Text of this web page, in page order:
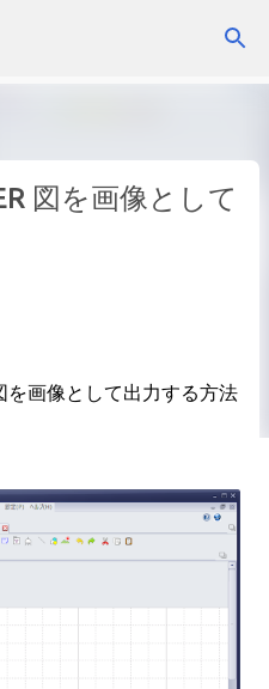
コンテンツに移動
図を画像として
を画像として出力する方法